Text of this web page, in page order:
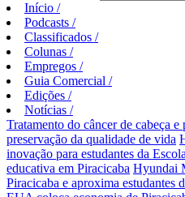
Início /
Podcasts /
Classificados /
Colunas /
Empregos /
Guia Comercial /
Edições /
Notícias /
Tratamento do câncer de cabeça
preservação da qualidade de vida
inovação para estudantes da
educativa em Piracicaba Hyundai
Piracicaba e aproxima estudantes